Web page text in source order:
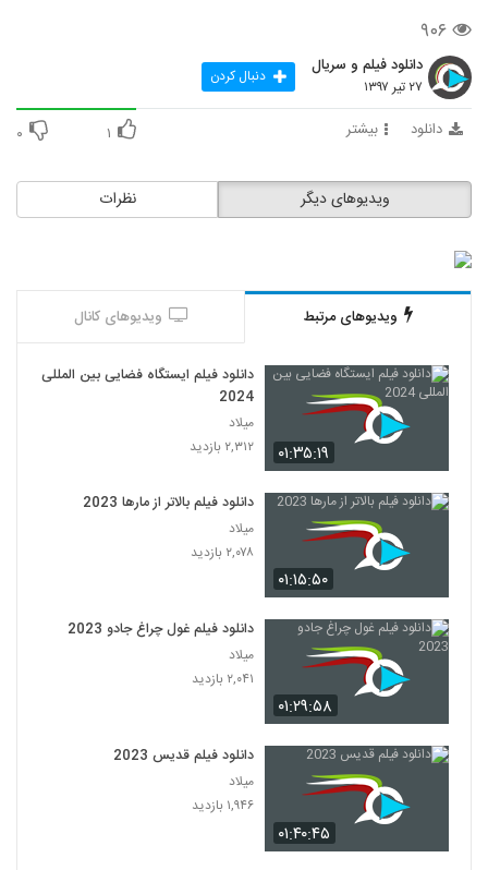
۹۰۶
دانلود فیلم و سریال
۲۷ تیر ۱۳۹۷ دنبال کردن
دانلود بیشتر ۱ ۰
نظرات ویدیوهای دیگر
ویدیوهای مرتبط ویدیوهای کانال
۰۱:۳۵:۱۹
دانلود فیلم ایستگاه فضایی بین المللی
2024
میلاد
۲,۳۱۲ بازدید
۰۱:۱۵:۵۰
دانلود فیلم بالاتر از مارها 2023
میلاد
۲,۰۷۸ بازدید
۰۱:۲۹:۵۸
دانلود فیلم غول چراغ جادو 2023
میلاد
۲,۰۴۱ بازدید
۰۱:۴۰:۴۵
دانلود فیلم قدیس 2023
میلاد
۱,۹۴۶ بازدید